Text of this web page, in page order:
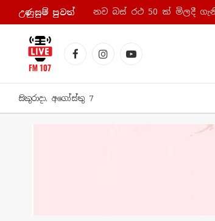
උණුසුම් පුව​ත් නව බස් රථ 50 ක් මිලදී
FacebookInstagramYouTube
සිකුරාදා, අගෝස්තු 7